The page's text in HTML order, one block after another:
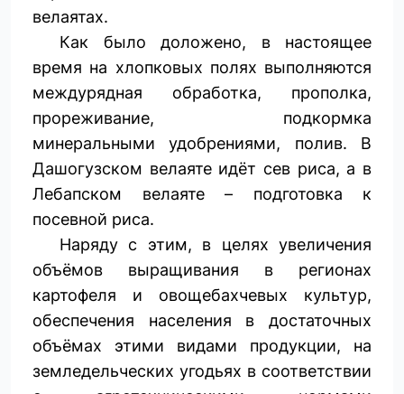
велаятах.
Как было доложено, в настоящее
время на хлопковых полях выполняются
междурядная обработка, прополка,
прореживание, подкормка
минеральными удобрениями, полив. В
Дашогузском велаяте идёт сев риса, а в
Лебапском велаяте – подготовка к
посевной риса.
Наряду с этим, в целях увеличения
объёмов выращивания в регионах
картофеля и овощебахчевых культур,
обеспечения населения в достаточных
объёмах этими видами продукции, на
земледельческих угодьях в соответствии